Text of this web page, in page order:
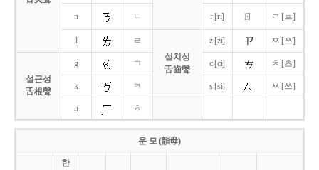
n ㄴ r [ri] ㄖ ㄹ [르]
l
ㄹ
설치성
舌齒聲
z [zi] ㅉ [쯔]
설근성
舌根聲
g ㄱ c [ci] ㅊ [츠]
k ㅋ s [si] ㅆ [쓰]
h ㅎ
운 모 (韻母)
한